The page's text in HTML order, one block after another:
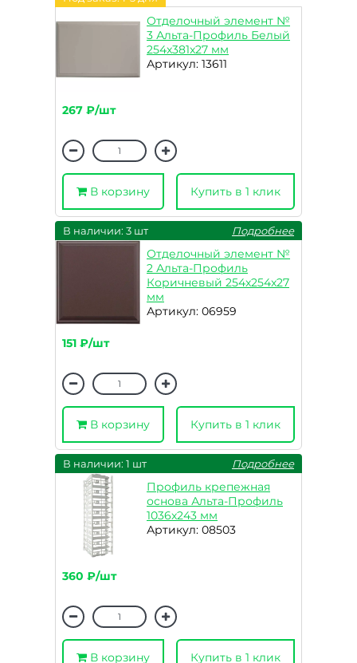
Отделочный элемент №
3 Альта-Профиль Белый
254x381x27 мм
Артикул: 13611
267 ₽/шт
В корзину Купить в 1 клик
В наличии: 3 шт Подробнее
Отделочный элемент №
2 Альта-Профиль
Коричневый 254x254x27
мм
Артикул: 06959
151 ₽/шт
В корзину Купить в 1 клик
В наличии: 1 шт Подробнее
Профиль крепежная
основа Альта-Профиль
1036x243 мм
Артикул: 08503
360 ₽/шт
В корзину Купить в 1 клик